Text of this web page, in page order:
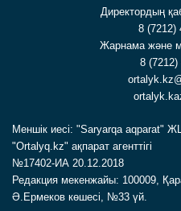
Директордың
8 (7212)
Жарнама және
8 (7212)
Меншік иесі: "Saryarqa aqparat"
"Ortalyq.kz" ақпарат агенттігі
№17402-ИА 20.12.2018
Редакция мекенжайы: 100009,
Ә.Ермеков көшесі, №33 үй.